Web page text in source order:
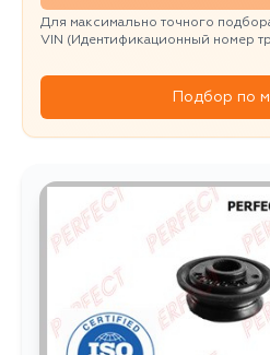
Для максимально точного
VIN (Идентификационный номер
Подбор по